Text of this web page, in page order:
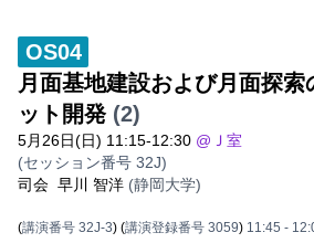
OS04
月面基地建設および月面探
ット開発 (2)
5月26日(日) 11:15-12:30 @Ｊ室
(セッション番号 32J)
司会 早川 智洋 (静岡大学)
(講演番号 32J-3) (講演登録番号 3059) 11:45 -